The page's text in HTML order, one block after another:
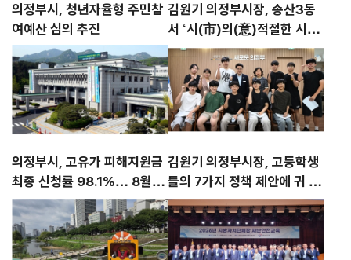
의정부시, 청년자율형 주민참
여예산 심의 추진
김원기 의정부시장, 송산3동
서 ‘시(市)의(意)적절한 시시
콜콜’ 첫발
의정부시, 고유가 피해지원금
최종 신청률 98.1%… 8월 3
1일까지 사용 당부
김원기 의정부시장, 고등학생
들의 7가지 정책 제안에 귀 기
울이다